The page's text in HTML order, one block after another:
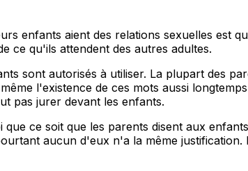
enfants aient des relations sexuelles est
ce qu'ils attendent des autres adultes.
sont autorisés à utiliser. La plupart des
l'existence de ces mots aussi
pas jurer devant les enfants.
ce soit que les parents disent aux
aucun d'eux n'a la même